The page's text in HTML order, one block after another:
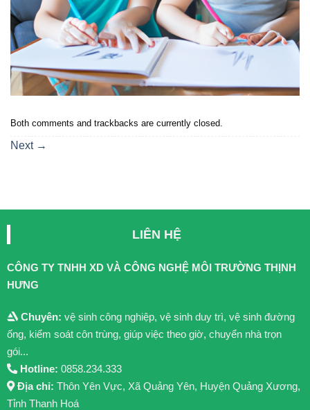
Both comments and trackbacks are currently closed.
Next →
LIÊN HỆ
CÔNG TY TNHH XD VÀ CÔNG NGHỆ MÔI TRƯỜNG THỊNH
HƯNG
Chuyên: vệ sinh công nghiệp, vệ sinh duy trì, vệ sinh đường
ống, kiểm soát côn trùng, giúp việc theo giờ, chuyển nhà trọn
gói...
Hotline: 0858.234.333
Địa chỉ: Thôn Yên Vực, Xã Quảng Yên, Huyện Quảng Xương,
Tỉnh Thanh Hoá